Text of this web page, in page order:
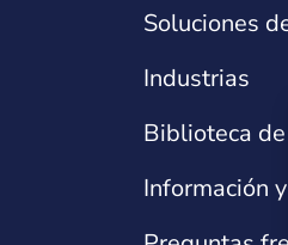
Soluciones
Industrias
Biblioteca de
Información